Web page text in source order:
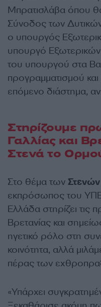
Μπρατισλάβα όπου
Σύνοδος των
ο υπουργός
υπουργό Εξωτερικών
του υπουργού στα
προγραμματισμού και
επόμενο διάστημα,
Στηρίζουμε
Γαλλίας και
Στενά το
Στο θέμα των
εκπρόσωπος του
Ελλάδα στηρίζει τις
Βρετανίας και
ηγετικό ρόλο στη
κοινότητα, αλλά
πέρας των
«Υπάρχει